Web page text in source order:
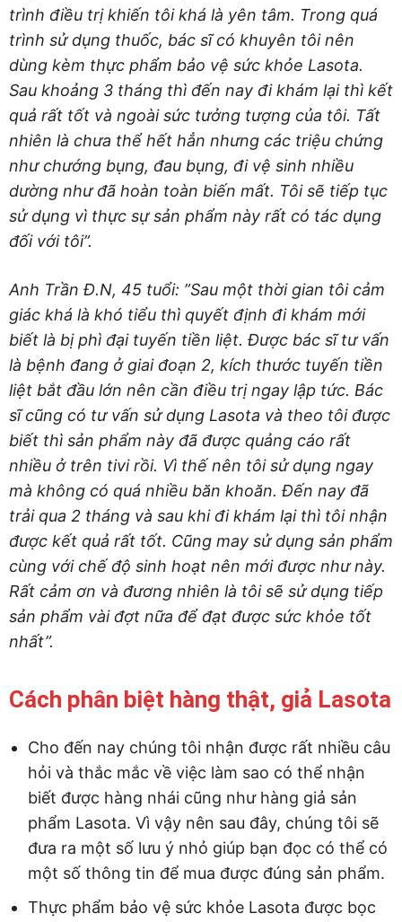
trình điều trị khiến tôi khá là yên tâm. Trong quá
trình sử dụng thuốc, bác sĩ có khuyên tôi nên
dùng kèm thực phẩm bảo vệ sức khỏe Lasota.
Sau khoảng 3 tháng thì đến nay đi khám lại thì kết
quả rất tốt và ngoài sức tưởng tượng của tôi. Tất
nhiên là chưa thể hết hẳn nhưng các triệu chứng
như chướng bụng, đau bụng, đi vệ sinh nhiều
dường như đã hoàn toàn biến mất. Tôi sẽ tiếp tục
sử dụng vì thực sự sản phẩm này rất có tác dụng
đối với tôi”.
Anh Trần Đ.N, 45 tuổi: ”Sau một thời gian tôi cảm
giác khá là khó tiểu thì quyết định đi khám mới
biết là bị phì đại tuyến tiền liệt. Được bác sĩ tư vấn
là bệnh đang ở giai đoạn 2, kích thước tuyến tiền
liệt bắt đầu lớn nên cần điều trị ngay lập tức. Bác
sĩ cũng có tư vấn sử dụng Lasota và theo tôi được
biết thì sản phẩm này đã được quảng cáo rất
nhiều ở trên tivi rồi. Vì thế nên tôi sử dụng ngay
mà không có quá nhiều băn khoăn. Đến nay đã
trải qua 2 tháng và sau khi đi khám lại thì tôi nhận
được kết quả rất tốt. Cũng may sử dụng sản phẩm
cùng với chế độ sinh hoạt nên mới được như này.
Rất cảm ơn và đương nhiên là tôi sẽ sử dụng tiếp
sản phẩm vài đợt nữa để đạt được sức khỏe tốt
nhất”.
Cách phân biệt hàng thật, giả Lasota
Cho đến nay chúng tôi nhận được rất nhiều câu
hỏi và thắc mắc về việc làm sao có thể nhận
biết được hàng nhái cũng như hàng giả sản
phẩm Lasota. Vì vậy nên sau đây, chúng tôi sẽ
đưa ra một số lưu ý nhỏ giúp bạn đọc có thể có
một số thông tin để mua được đúng sản phẩm.
Thực phẩm bảo vệ sức khỏe Lasota được bọc